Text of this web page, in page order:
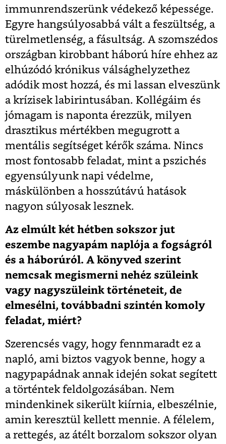
immunrendszerünk védekező képessége.
Egyre hangsúlyosabbá vált a feszültség, a
türelmetlenség, a fásultság. A szomszédos
országban kirobbant háború híre ehhez az
elhúzódó krónikus válsághelyzethez
adódik most hozzá, és mi lassan elveszünk
a krízisek labirintusában. Kollégáim és
jómagam is naponta érezzük, milyen
drasztikus mértékben megugrott a
mentális segítséget kérők száma. Nincs
most fontosabb feladat, mint a pszichés
egyensúlyunk napi védelme,
máskülönben a hosszútávú hatások
nagyon súlyosak lesznek.
Az elmúlt két hétben sokszor jut
eszembe nagyapám naplója a fogságról
és a háborúról. A könyved szerint
nemcsak megismerni nehéz szüleink
vagy nagyszüleink történeteit, de
elmesélni, továbbadni szintén komoly
feladat, miért?
Szerencsés vagy, hogy fennmaradt ez a
napló, ami biztos vagyok benne, hogy a
nagypapádnak annak idején sokat segített
a történtek feldolgozásában. Nem
mindenkinek sikerült kiírnia, elbeszélnie,
amin keresztül kellett mennie. A félelem,
a rettegés, az átélt borzalom sokszor olyan